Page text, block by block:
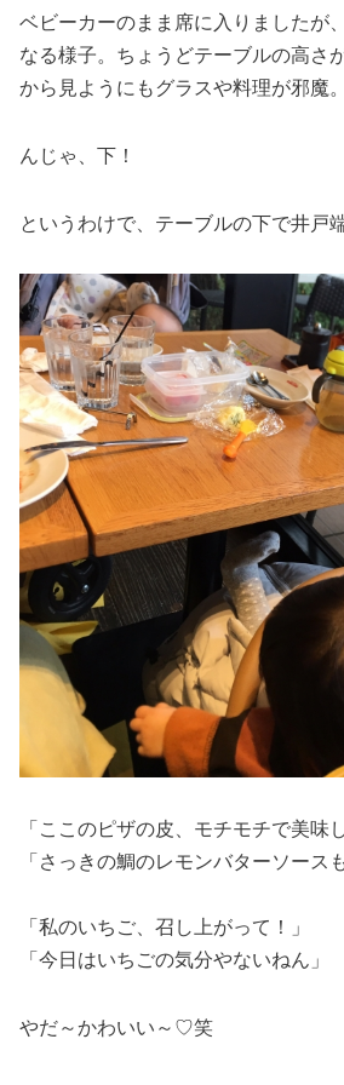
ベビーカーのまま席に入りましたが
なる様子。ちょうどテーブルの高さ
から見ようにもグラスや料理が邪魔。
んじゃ、下！
というわけで、テーブルの下で井戸
「ここのピザの皮、モチモチで美味
「さっきの鯛のレモンバターソース
「私のいちご、召し上がって！」
「今日はいちごの気分やないねん」
やだ～かわいい～♡笑